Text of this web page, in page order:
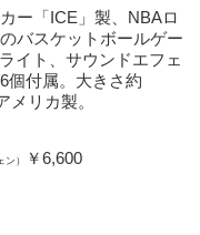
ー「ICE」製、NBAロ
バスケットボールゲー
イト、サウンドエフェ
個付属。大きさ約
リカ製。
ン） ￥6,600